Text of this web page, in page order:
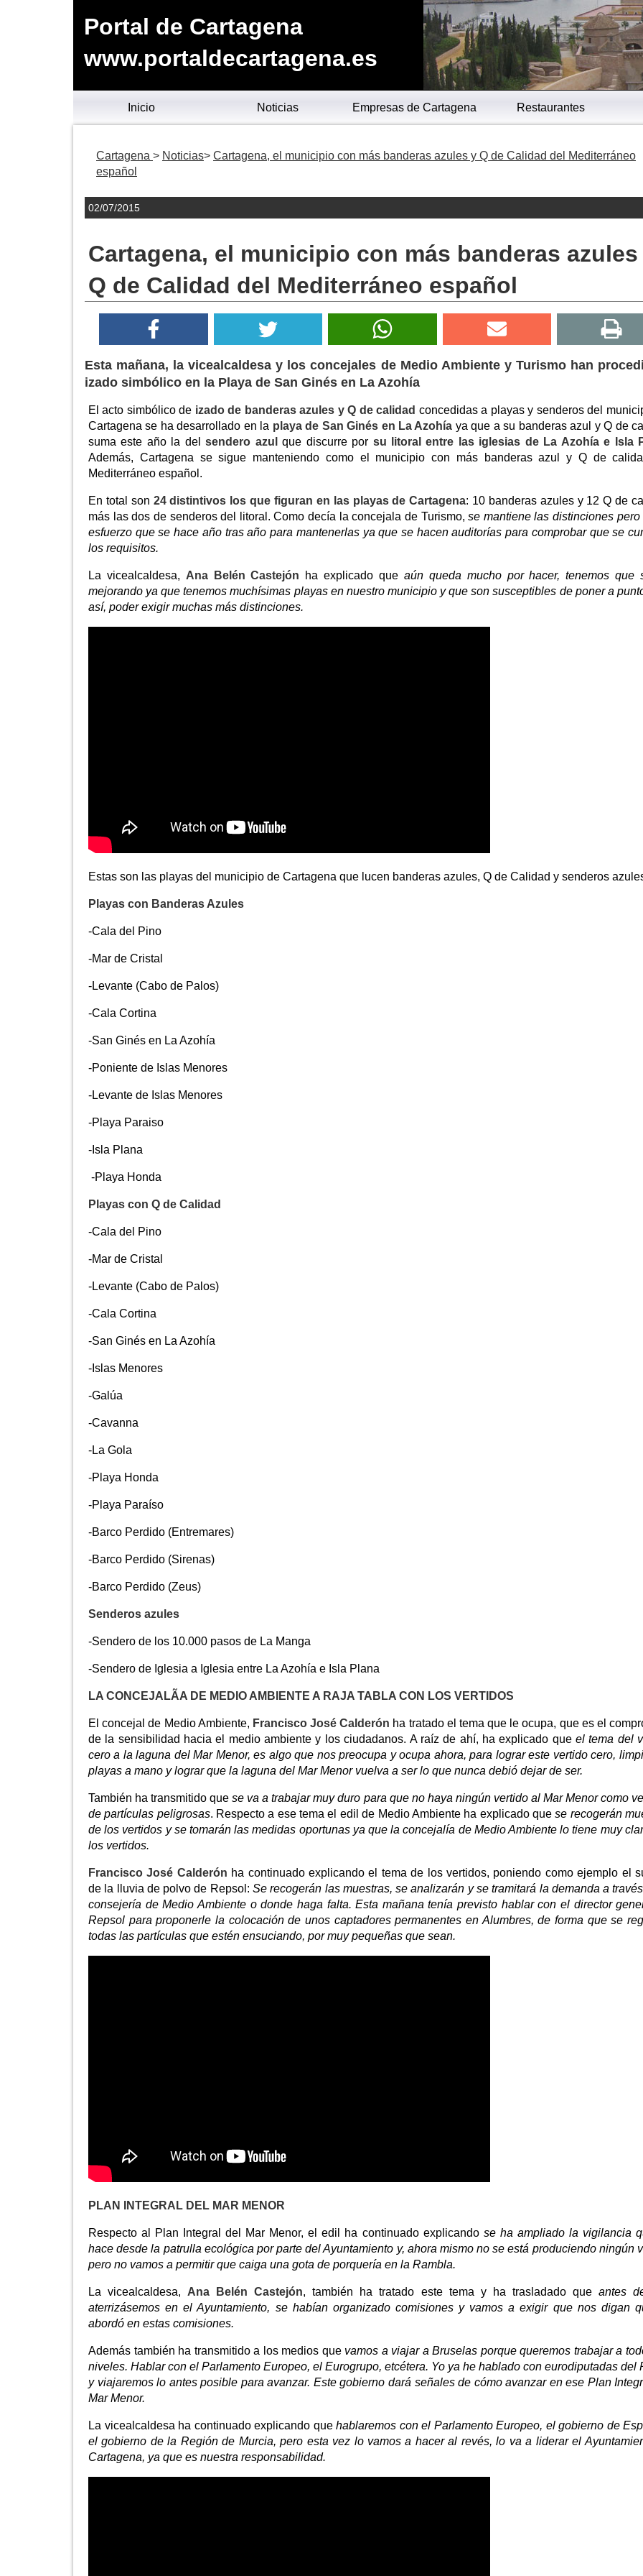
Portal de Cartagena
www.portaldecartagena.es
Inicio Noticias Empresas de Cartagena Restaurantes
Cartagena Noticias
Cartagena, el municipio con más banderas azules y Q de Calidad del Mediterráneo
español
02/07/2015
Cartagena, el municipio con más banderas
Q de Calidad del Mediterráneo español
Esta mañana, la vicealcaldesa y los concejales de Medio Ambiente y Turismo han
izado simbólico en la Playa de San Ginés en La Azohía
El acto simbólico de izado de banderas azules y Q de calidad concedidas a playas y senderos del
Cartagena se ha desarrollado en la playa de San Ginés en La Azohía ya que a su banderas azul y Q de
suma este año la del sendero azulque discurre por su litoral entre las iglesias de La Azohía e Isla
Además, Cartagena se sigue manteniendo como el municipio con más banderas azul y Q de
Mediterráneo español.
En total son 24 distintivos los que figuran en las playas de Cartagena: 10 banderas azules y 12 Q de
más las dos de senderos del litoral. Como decía la concejala de Turismo,se mantiene las distinciones pero
esfuerzo que se hace año tras año para mantenerlas ya que se hacen auditorías para comprobar que se
los requisitos.
La vicealcaldesa, Ana Belén Castejón ha explicado que aún queda mucho por hacer, tenemos que
mejorando ya que tenemos muchísimas playas en nuestro municipio y que son susceptibles de poner a
así, poder exigir muchas más distinciones.
Estas son las playas del municipio de Cartagena que lucen banderas azules, Q de Calidad y senderos
Playas con Banderas Azules
-Cala del Pino
-Mar de Cristal
-Levante (Cabo de Palos)
-Cala Cortina
-San Ginés en La Azohía
-Poniente de Islas Menores
-Levante de Islas Menores
-Playa Paraiso
-Isla Plana
-Playa Honda
Playas con Q de Calidad
-Cala del Pino
-Mar de Cristal
-Levante (Cabo de Palos)
-Cala Cortina
-San Ginés en La Azohía
-Islas Menores
-Galúa
-Cavanna
-La Gola
-Playa Honda
-Playa Paraíso
-Barco Perdido (Entremares)
-Barco Perdido (Sirenas)
-Barco Perdido (Zeus)
Senderos azules
-Sendero de los 10.000 pasos de La Manga
-Sendero de Iglesia a Iglesia entre La Azohía e Isla Plana
LA CONCEJALÃA DE MEDIO AMBIENTE A RAJA TABLA CON LOS VERTIDOS
El concejal de Medio Ambiente, Francisco José Calderón ha tratado el tema que le ocupa, que es el
de la sensibilidad hacia el medio ambiente y los ciudadanos. A raíz de ahí, ha explicado queel tema del
cero a la laguna del Mar Menor, es algo que nos preocupa y ocupa ahora, para lograr este vertido cero,
playas a mano y lograr que la laguna del Mar Menor vuelva a ser lo que nunca debió dejar de ser.
También ha transmitido que se va a trabajar muy duro para que no haya ningún vertido al Mar Menor como
de partículas peligrosas. Respecto a ese tema el edil de Medio Ambiente ha explicado quese recogerán
de los vertidos y se tomarán las medidas oportunas ya que la concejalía de Medio Ambiente lo tiene muy
los vertidos.
Francisco José Calderón ha continuado explicando el tema de los vertidos, poniendo como ejemplo el
de la lluvia de polvo de Repsol: Se recogerán las muestras, se analizarán y se tramitará la demanda a
consejería de Medio Ambiente o donde haga falta. Esta mañana tenía previsto hablar con el director
Repsol para proponerle la colocación de unos captadores permanentes en Alumbres, de forma que se
todas las partículas que estén ensuciando, por muy pequeñas que sean.
PLAN INTEGRAL DEL MAR MENOR
Respecto al Plan Integral del Mar Menor, el edil ha continuado explicandose ha ampliado la vigilancia
hace desde la patrulla ecológica por parte del Ayuntamiento y, ahora mismo no se está produciendo ningún
pero no vamos a permitir que caiga una gota de porquería en la Rambla.
La vicealcaldesa, Ana Belén Castejón, también ha tratado este tema y ha trasladado que antes
aterrizásemos en el Ayuntamiento, se habían organizado comisiones y vamos a exigir que nos digan
abordó en estas comisiones.
Además también ha transmitido a los medios quevamos a viajar a Bruselas porque queremos trabajar a
niveles. Hablar con el Parlamento Europeo, el Eurogrupo, etcétera. Yo ya he hablado con eurodiputadas del
y viajaremos lo antes posible para avanzar. Este gobierno dará señales de cómo avanzar en ese Plan
Mar Menor.
La vicealcaldesa ha continuado explicando quehablaremos con el Parlamento Europeo, el gobierno de
el gobierno de la Región de Murcia, pero esta vez lo vamos a hacer al revés, lo va a liderar el
Cartagena, ya que es nuestra responsabilidad.